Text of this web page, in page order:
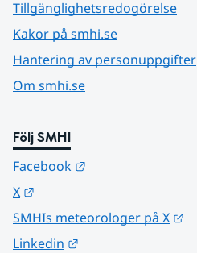
Tillgänglighetsredogörelse
Kakor på smhi.se
Hantering av personuppgifter
Om smhi.se
Följ SMHI
Facebook
X
SMHIs meteorologer på X
Linkedin